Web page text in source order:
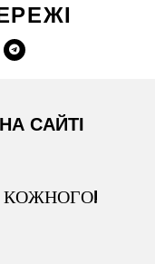
САЙТІ